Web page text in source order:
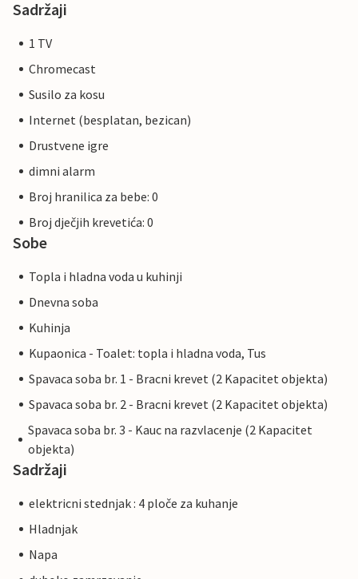
Sadržaji
1 TV
Chromecast
Susilo za kosu
Internet (besplatan, bezican)
Drustvene igre
dimni alarm
Broj hranilica za bebe: 0
Broj dječjih krevetića: 0
Sobe
Topla i hladna voda u kuhinji
Dnevna soba
Kuhinja
Kupaonica - Toalet: topla i hladna voda, Tus
Spavaca soba br. 1 - Bracni krevet (2 Kapacitet objekta)
Spavaca soba br. 2 - Bracni krevet (2 Kapacitet objekta)
Spavaca soba br. 3 - Kauc na razvlacenje (2 Kapacitet
objekta)
Sadržaji
elektricni stednjak : 4 ploče za kuhanje
Hladnjak
Napa